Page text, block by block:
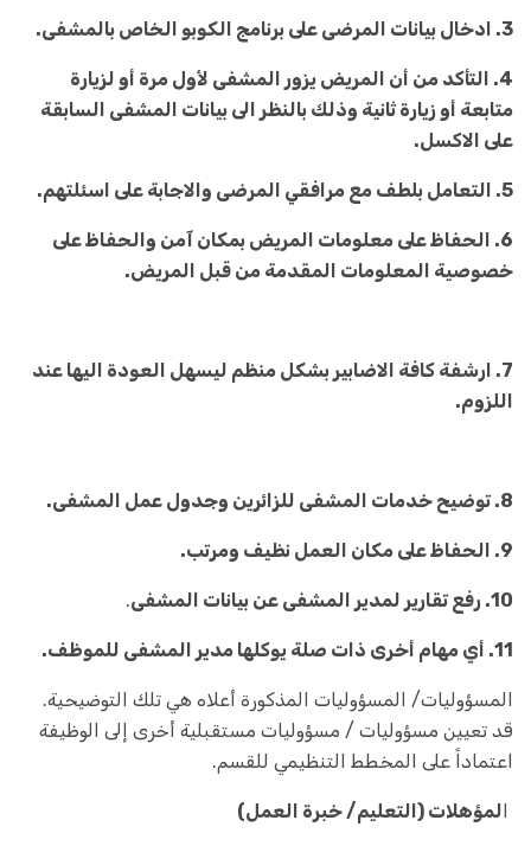
3. ادخال بيانات المرضى على برنامج الكوبو الخاص بالمشفى.
4. التأكد من أن المريض يزور المشفى لأول مرة أو لزيارة
متابعة أو زيارة ثانية وذلك بالنظر الى بيانات المشفى السابقة
على الاكسل.
5. التعامل بلطف مع مرافقي المرضى والاجابة على اسئلتهم.
6. الحفاظ على معلومات المريض بمكان آمن والحفاظ على
خصوصية المعلومات المقدمة من قبل المريض.
7. ارشفة كافة الاضابير بشكل منظم ليسهل العودة اليها عند
اللزوم.
8. توضيح خدمات المشفى للزائرين وجدول عمل المشفى.
9. الحفاظ على مكان العمل نظيف ومرتب.
10. رفع تقارير لمدير المشفى عن بيانات المشفى .
11. أي مهام أخرى ذات صلة يوكلها مدير المشفى للموظف.
المسؤوليات/ المسؤوليات المذكورة أعلاه هي تلك التوضيحية.
قد تعيين مسؤوليات / مسؤوليات مستقبلية أخرى إلى الوظيفة
اعتماداً على المخطط التنظيمي للقسم.
المؤهلات (التعليم/ خبرة العمل)